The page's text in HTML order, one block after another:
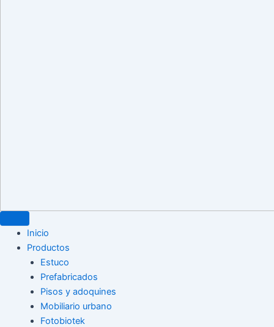
Inicio
Productos
Estuco
Prefabricados
Pisos y adoquines
Mobiliario urbano
Fotobiotek